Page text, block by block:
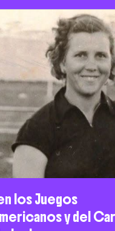
los Juegos
y del